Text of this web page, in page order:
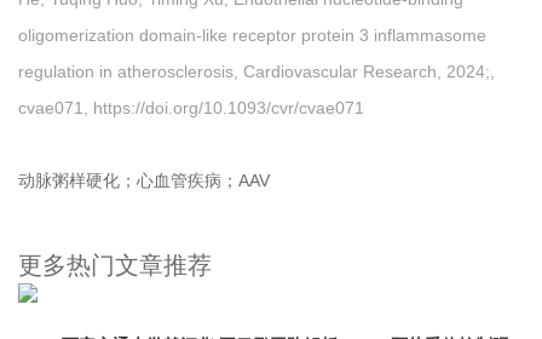
oligomerization domain-like receptor protein 3 inflammasome
regulation in atherosclerosis, Cardiovascular Research, 2024;,
cvae071, https://doi.org/10.1093/cvr/cvae071
动脉粥样硬化；心血管疾病；AAV
更多热门文章推荐